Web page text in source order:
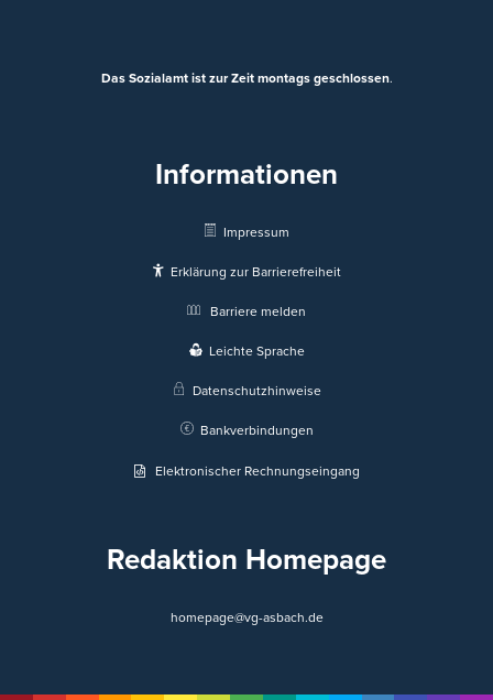
Das Sozialamt ist zur Zeit montags geschlossen.
Informationen
Impressum
Erklärung zur Barrierefreiheit
Barriere melden
Leichte Sprache
Datenschutzhinweise
Bankverbindungen
Elektronischer Rechnungseingang
Redaktion Homepage
homepage@vg-asbach.de